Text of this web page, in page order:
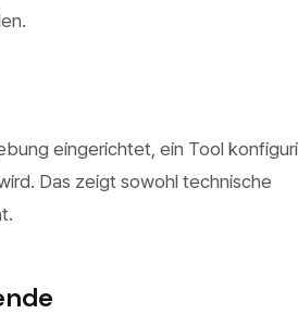
eingerichtet, ein Tool
Das zeigt sowohl technische